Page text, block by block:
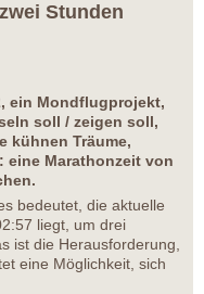
Stunden
ein Mondflugprojekt,
soll / zeigen soll,
kühnen Träume,
eine Marathonzeit von
bedeutet, die aktuelle
liegt, um drei
ist die Herausforderung,
eine Möglichkeit, sich